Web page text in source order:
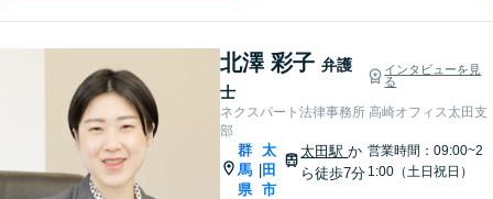
北澤 彩子 弁護
士
インタビューを見
る
ネクスパート法律事務所 高崎オフィス太田支
部
群
馬
県
太
田
市
太田駅か
ら徒歩7分
営業時間：09:00~2
1:00（土日祝日）